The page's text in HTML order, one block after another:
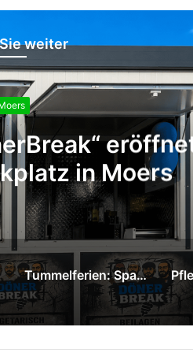
weiter
Straße
Pflegekinder gestalten mit Graffiti-Kunst neue Räume im Pflegekinderdienst